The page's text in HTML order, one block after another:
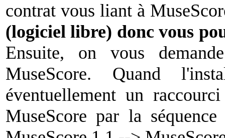
contrat vous liant à
(logiciel libre) donc vous
Ensuite, on vous
MuseScore. Quand
éventuellement un
MuseScore par la